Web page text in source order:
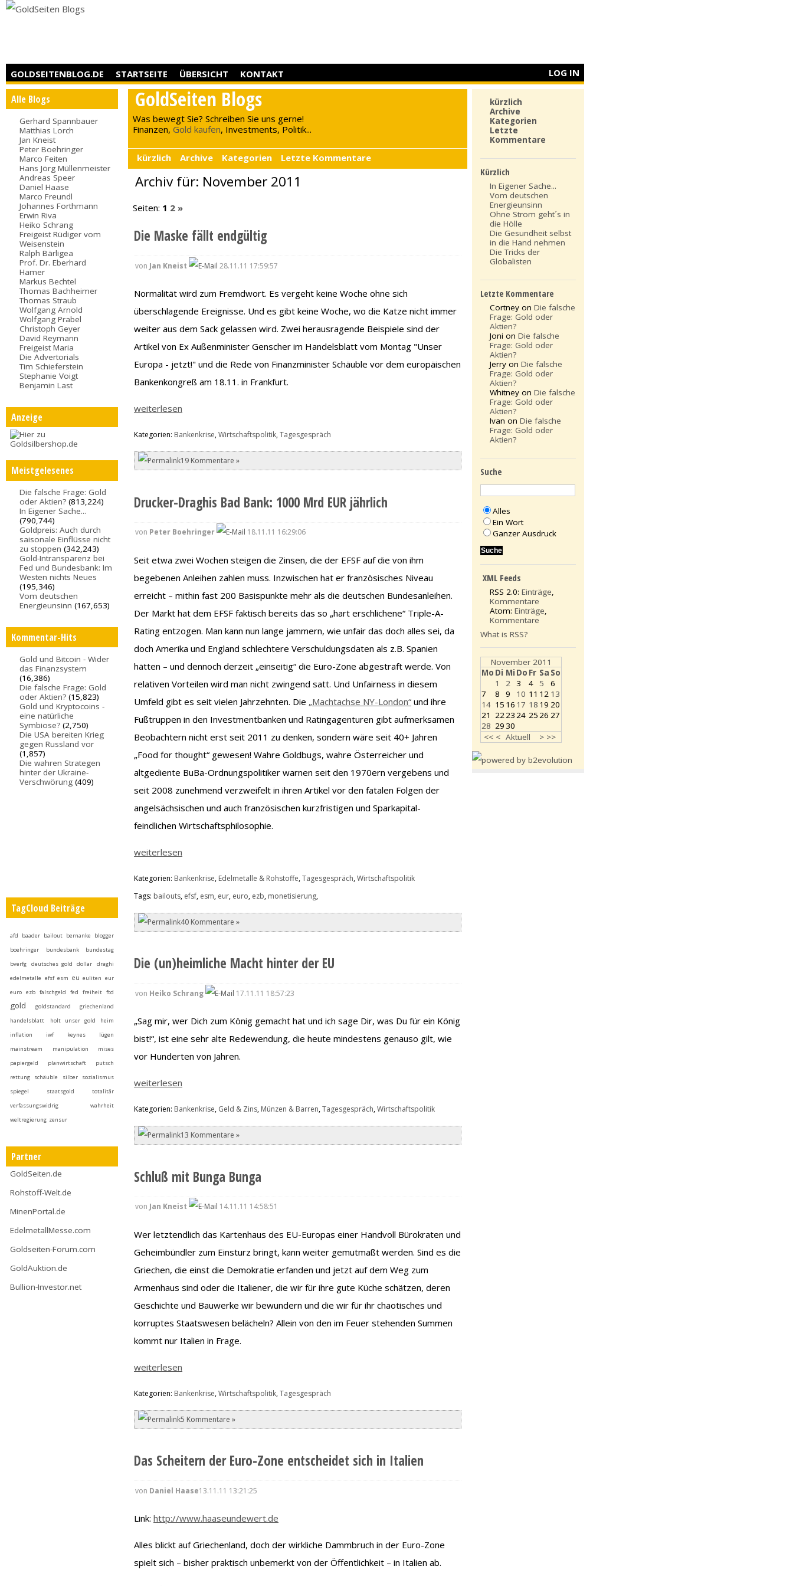
GOLDSEITENBLOG.DE STARTSEITE ÜBERSICHT KONTAKT LOG IN
Alle Blogs
Gerhard Spannbauer
Matthias Lorch
Jan Kneist
Peter Boehringer
Marco Feiten
Hans Jörg Müllenmeister
Andreas Speer
Daniel Haase
Marco Freundl
Johannes Forthmann
Erwin Riva
Heiko Schrang
Freigeist Rüdiger vom
Weisenstein
Ralph Bärligea
Prof. Dr. Eberhard
Hamer
Markus Bechtel
Thomas Bachheimer
Thomas Straub
Wolfgang Arnold
Wolfgang Prabel
Christoph Geyer
David Reymann
Freigeist Maria
Die Advertorials
Tim Schieferstein
Stephanie Voigt
Benjamin Last
Anzeige
Meistgelesenes
Die falsche Frage: Gold
oder Aktien? (813,224)
In Eigener Sache...
(790,744)
Goldpreis: Auch durch
saisonale Einflüsse nicht
zu stoppen (342,243)
Gold-Intransparenz bei
Fed und Bundesbank: Im
Westen nichts Neues
(195,346)
Vom deutschen
Energieunsinn (167,653)
Kommentar-Hits
Gold und Bitcoin - Wider
das Finanzsystem
(16,386)
Die falsche Frage: Gold
oder Aktien? (15,823)
Gold und Kryptocoins -
eine natürliche
Symbiose? (2,750)
Die USA bereiten Krieg
gegen Russland vor
(1,857)
Die wahren Strategen
hinter der Ukraine-
Verschwörung (409)
TagCloud Beiträge
afd baader bailout bernanke
blogger
boehringer
bundesbank
bundestag
bverfg
deutsches gold dollar
draghi
edelmetalle efsf esm eu euliten eur
euro ezb falschgeld fed freiheit ftd
gold goldstandard
griechenland
handelsblatt
holt unser gold heim
inflation
iwf keynes
lügen
mainstream
manipulation
mises
papiergeld
planwirtschaft
putsch
rettung
schäuble silber
sozialismus
spiegel
staatsgold
totalitär
verfassungswidrig
wahrheit
weltregierung zensur
Partner
GoldSeiten.de
Rohstoff-Welt.de
MinenPortal.de
EdelmetallMesse.com
Goldseiten-Forum.com
GoldAuktion.de
Bullion-Investor.net
GoldSeiten Blogs
Was bewegt Sie? Schreiben Sie uns gerne!
Finanzen,Gold kaufen, Investments, Politik...
kürzlich Archive Kategorien Letzte Kommentare
Archiv für: November 2011
Seiten: 1 2 »
Die Maske fällt endgültig
von Jan Kneist 28.11.11 17:59:57
Normalität wird zum Fremdwort. Es vergeht keine Woche ohne sich
überschlagende Ereignisse. Und es gibt keine Woche, wo die Katze nicht immer
weiter aus dem Sack gelassen wird. Zwei herausragende Beispiele sind der
Artikel von Ex Außenminister Genscher im Handelsblatt vom Montag "Unser
Europa - jetzt!" und die Rede von Finanzminister Schäuble vor dem europäischen
Bankenkongreß am 18.11. in Frankfurt.
weiterlesen
Kategorien: Bankenkrise,Wirtschaftspolitik,Tagesgespräch
19 Kommentare »
Drucker-Draghis Bad Bank: 1000 Mrd EUR jährlich
von Peter Boehringer 18.11.11 16:29:06
Seit etwa zwei Wochen steigen die Zinsen, die der EFSF auf die von ihm
begebenen Anleihen zahlen muss. Inzwischen hat er französisches Niveau
erreicht – mithin fast 200 Basispunkte mehr als die deutschen Bundesanleihen.
Der Markt hat dem EFSF faktisch bereits das so „hart erschlichene“ Triple-A-
Rating entzogen. Man kann nun lange jammern, wie unfair das doch alles sei, da
doch Amerika und England schlechtere Verschuldungsdaten als z.B. Spanien
hätten – und dennoch derzeit „einseitig“ die Euro-Zone abgestraft werde. Von
relativen Vorteilen wird man nicht zwingend satt. Und Unfairness in diesem
Umfeld gibt es seit vielen Jahrzehnten. Die „Machtachse NY-London“ und ihre
Fußtruppen in den Investmentbanken und Ratingagenturen gibt aufmerksamen
Beobachtern nicht erst seit 2011 zu denken, sondern wäre seit 40+ Jahren
„Food for thought“ gewesen! Wahre Goldbugs, wahre Österreicher und
altgediente BuBa-Ordnungspolitiker warnen seit den 1970ern vergebens und
seit 2008 zunehmend verzweifelt in ihren Artikel vor den fatalen Folgen der
angelsächsischen und auch französischen kurzfristigen und Sparkapital-
feindlichen Wirtschaftsphilosophie.
weiterlesen
Kategorien: Bankenkrise, Edelmetalle & Rohstoffe,Tagesgespräch,Wirtschaftspolitik
Tags: bailouts, efsf, esm, eur, euro, ezb, monetisierung,
40 Kommentare »
Die (un)heimliche Macht hinter der EU
von Heiko Schrang 17.11.11 18:57:23
„Sag mir, wer Dich zum König gemacht hat und ich sage Dir, was Du für ein König
bist!“, ist eine sehr alte Redewendung, die heute mindestens genauso gilt, wie
vor Hunderten von Jahren.
weiterlesen
Kategorien: Bankenkrise, Geld & Zins, Münzen & Barren,Tagesgespräch,Wirtschaftspolitik
13 Kommentare »
Schluß mit Bunga Bunga
von Jan Kneist 14.11.11 14:58:51
Wer letztendlich das Kartenhaus des EU-Europas einer Handvoll Bürokraten und
Geheimbündler zum Einsturz bringt, kann weiter gemutmaßt werden. Sind es die
Griechen, die einst die Demokratie erfanden und jetzt auf dem Weg zum
Armenhaus sind oder die Italiener, die wir für ihre gute Küche schätzen, deren
Geschichte und Bauwerke wir bewundern und die wir für ihr chaotisches und
korruptes Staatswesen belächeln? Allein von den im Feuer stehenden Summen
kommt nur Italien in Frage.
weiterlesen
Kategorien: Bankenkrise,Wirtschaftspolitik,Tagesgespräch
5 Kommentare »
Das Scheitern der Euro-Zone entscheidet sich in Italien
von Daniel Haase13.11.11 13:21:25
Link:http://www.haaseundewert.de
Alles blickt auf Griechenland, doch der wirkliche Dammbruch in der Euro-Zone
spielt sich – bisher praktisch unbemerkt von der Öffentlichkeit – in Italien ab.
kürzlich
Archive
Kategorien
Letzte
Kommentare
Kürzlich
In Eigener Sache...
Vom deutschen
Energieunsinn
Ohne Strom geht´s in
die Hölle
Die Gesundheit selbst
in die Hand nehmen
Die Tricks der
Globalisten
Letzte Kommentare
Cortney onDie falsche
Frage: Gold oder
Aktien?
Joni onDie falsche
Frage: Gold oder
Aktien?
Jerry onDie falsche
Frage: Gold oder
Aktien?
Whitney onDie falsche
Frage: Gold oder
Aktien?
Ivan onDie falsche
Frage: Gold oder
Aktien?
Suche
Alles
Ein Wort
Ganzer Ausdruck
XML Feeds
RSS 2.0:Einträge,
Kommentare
Atom:Einträge,
Kommentare
What is RSS?
November 2011
Mo Di Mi Do Fr Sa So
<< < Aktuell > >>
1 2 3 4 5
6
7
8 9 10 11 12 13
14 15 16 17 18 19 20
21 222324 2526 27
28 2930